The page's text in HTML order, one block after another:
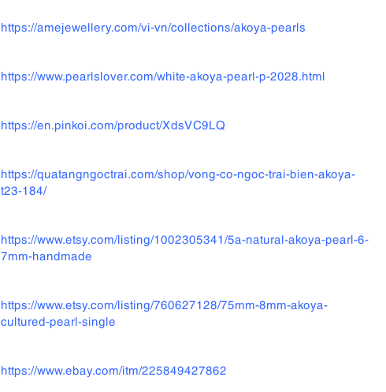
https://amejewellery.com/vi-vn/collections/akoya-pearls
https://www.pearlslover.com/white-akoya-pearl-p-2028.html
https://en.pinkoi.com/product/XdsVC9LQ
https://quatangngoctrai.com/shop/vong-co-ngoc-trai-bien-akoya-
t23-184/
https://www.etsy.com/listing/1002305341/5a-natural-akoya-pearl-6-
7mm-handmade
https://www.etsy.com/listing/760627128/75mm-8mm-akoya-
cultured-pearl-single
https://www.ebay.com/itm/225849427862